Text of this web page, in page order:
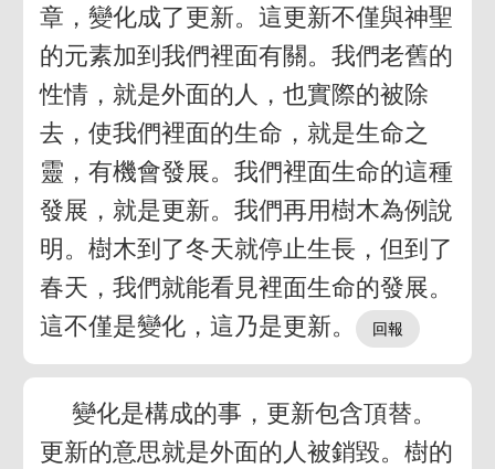
章，變化成了更新。這更新不僅與神聖
的元素加到我們裡面有關。我們老舊的
性情，就是外面的人，也實際的被除
去，使我們裡面的生命，就是生命之
靈，有機會發展。我們裡面生命的這種
發展，就是更新。我們再用樹木為例說
明。樹木到了冬天就停止生長，但到了
春天，我們就能看見裡面生命的發展。
這不僅是變化，這乃是更新。
變化是構成的事，更新包含頂替。
更新的意思就是外面的人被銷毀。樹的